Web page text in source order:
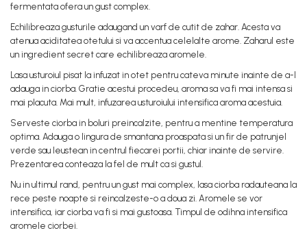
fermentata ofera un gust complex.
Echilibreaza gusturile adaugand un varf de cutit de zahar. Acesta va
atenua aciditatea otetului si va accentua celelalte arome. Zaharul este
un ingredient secret care echilibreaza aromele.
Lasa usturoiul pisat la infuzat in otet pentru cateva minute inainte de a-l
adauga in ciorba. Gratie acestui procedeu, aroma sa va fi mai intensa si
mai placuta. Mai mult, infuzarea usturoiului intensifica aroma acestuia.
Serveste ciorba in boluri preincalzite, pentru a mentine temperatura
optima. Adauga o lingura de smantana proaspata si un fir de patrunjel
verde sau leustean in centrul fiecarei portii, chiar inainte de servire.
Prezentarea conteaza la fel de mult ca si gustul.
Nu in ultimul rand, pentru un gust mai complex, lasa ciorba radauteana la
rece peste noapte si reincalzeste-o a doua zi. Aromele se vor
intensifica, iar ciorba va fi si mai gustoasa. Timpul de odihna intensifica
aromele ciorbei.